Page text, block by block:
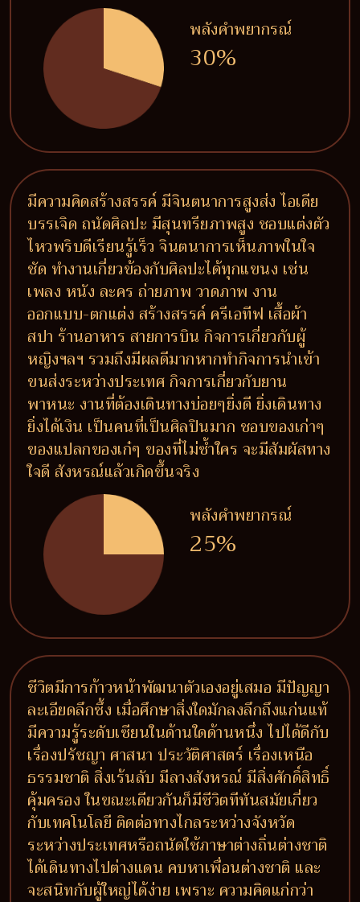
พลังคำพยากรณ์
30%
มีความคิดสร้างสรรค์ มีจินตนาการสูงส่ง ไอเดีย
บรรเจิด ถนัดศิลปะ มีสุนทรียภาพสูง ชอบแต่งตัว
ไหวพริบดีเรียนรู้เร็ว จินตนาการเห็นภาพในใจ
ชัด ทำงานเกี่ยวข้องกับศิลปะได้ทุกแขนง เช่น
เพลง หนัง ละคร ถ่ายภาพ วาดภาพ งาน
ออกแบบ-ตกแต่ง สร้างสรรค์ ครีเอทีฟ เสื้อผ้า
สปา ร้านอาหาร สายการบิน กิจการเกี่ยวกับผู้
หญิงฯลฯ รวมถึงมีผลดีมากหากทำกิจการนำเข้า
ขนส่งระหว่างประเทศ กิจการเกี่ยวกับยาน
พาหนะ งานที่ต้องเดินทางบ่อยๆยิ่งดี ยิ่งเดินทาง
ยิ่งได้เงิน เป็นคนที่เป็นศิลปินมาก ชอบของเก่าๆ
ของแปลกของเก๋ๆ ของที่ไม่ซ้ำใคร จะมีสัมผัสทาง
ใจดี สังหรณ์แล้วเกิดขึ้นจริง
พลังคำพยากรณ์
25%
ชีวิตมีการก้าวหน้าพัฒนาตัวเองอยู่เสมอ มีปัญญา
ละเอียดลึกซึ้ง เมื่อศึกษาสิ่งใดมักลงลึกถึงแก่นแท้
มีความรู้ระดับเซียนในด้านใดด้านหนึ่ง ไปได้ดีกับ
เรื่องปรัชญา ศาสนา ประวัติศาสตร์ เรื่องเหนือ
ธรรมชาติ สิ่งเร้นลับ มีลางสังหรณ์ มีสิ่งศักดิ์สิทธิ์
คุ้มครอง ในขณะเดียวกันก็มีชีวิตทีทันสมัยเกี่ยว
กับเทคโนโลยี ติดต่อทางไกลระหว่างจังหวัด
ระหว่างประเทศหรือถนัดใช้ภาษาต่างถิ่นต่างชาติ
ได้เดินทางไปต่างแดน คบหาเพื่อนต่างชาติ และ
จะสนิทกับผู้ใหญ่ได้ง่าย เพราะ ความคิดแก่กว่า